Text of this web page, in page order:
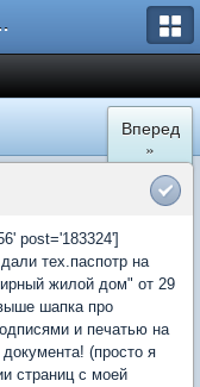
Вперед
»
post='183324']
тех.паспотр на
жилой дом" от 29
шапка про
и печатью на
(просто я
страниц с моей